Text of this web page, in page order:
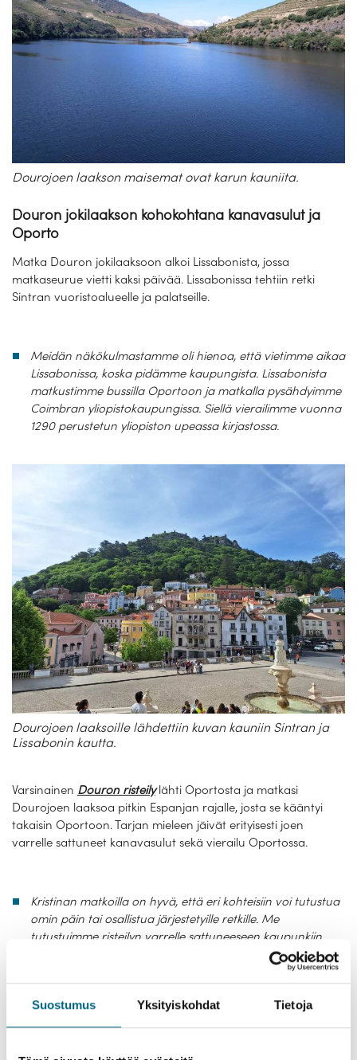
Suostumus Yksityiskohdat Tietoja
Dourojoen laakson maisemat ovat karun kauniita.
Douron jokilaakson kohokohtana kanavasulut ja
Oporto
Matka Douron jokilaaksoon alkoi Lissabonista, jossa
matkaseurue vietti kaksi päivää. Lissabonissa tehtiin retki
Sintran vuoristoalueelle ja palatseille.
Meidän näkökulmastamme oli hienoa, että vietimme aikaa
Lissabonissa, koska pidämme kaupungista. Lissabonista
matkustimme bussilla Oportoon ja matkalla pysähdyimme
Coimbran yliopistokaupungissa. Siellä vierailimme vuonna
1290 perustetun yliopiston upeassa kirjastossa.
Dourojoen laaksoille lähdettiin kuvan kauniin Sintran ja
Lissabonin kautta.
Varsinainen Douron risteilylähti Oportosta ja matkasi
Dourojoen laaksoa pitkin Espanjan rajalle, josta se kääntyi
takaisin Oportoon. Tarjan mieleen jäivät erityisesti joen
varrelle sattuneet kanavasulut sekä vierailu Oportossa.
Kristinan matkoilla on hyvä, että eri kohteisiin voi tutustua
omin päin tai osallistua järjestetyille retkille. Me
tutustuimme risteilyn varrelle sattuneeseen kaupunkiin
omatoimisesti. Oporto, josta lähdimme, oli myös kiva